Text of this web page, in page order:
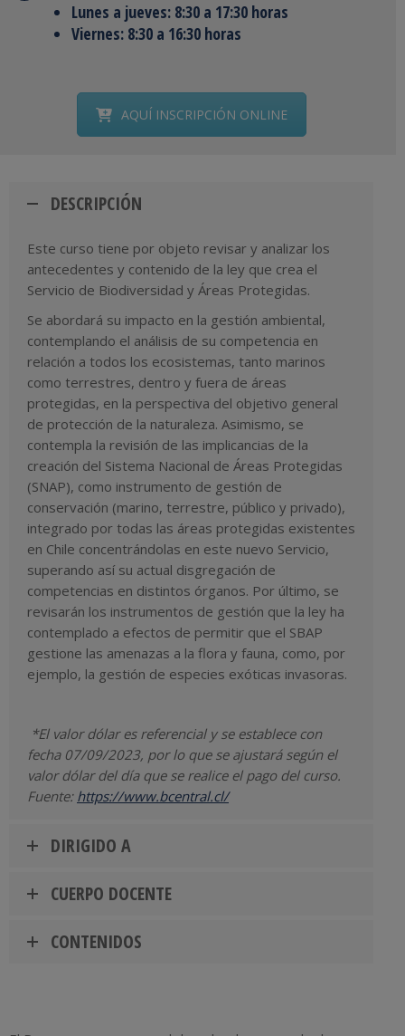
Lunes a jueves: 8:30 a 17:30 horas
Viernes: 8:30 a 16:30 horas
AQUÍ INSCRIPCIÓN ONLINE
DESCRIPCIÓN
Este curso tiene por objeto revisar y analizar los
antecedentes y contenido de la ley que crea el
Servicio de Biodiversidad y Áreas Protegidas.
Se abordará su impacto en la gestión ambiental,
contemplando el análisis de su competencia en
relación a todos los ecosistemas, tanto marinos
como terrestres, dentro y fuera de áreas
protegidas, en la perspectiva del objetivo general
de protección de la naturaleza. Asimismo, se
contempla la revisión de las implicancias de la
creación del Sistema Nacional de Áreas Protegidas
(SNAP), como instrumento de gestión de
conservación (marino, terrestre, público y privado),
integrado por todas las áreas protegidas existentes
en Chile concentrándolas en este nuevo Servicio,
superando así su actual disgregación de
competencias en distintos órganos. Por último, se
revisarán los instrumentos de gestión que la ley ha
contemplado a efectos de permitir que el SBAP
gestione las amenazas a la flora y fauna, como, por
ejemplo, la gestión de especies exóticas invasoras.
*El valor dólar es referencial y se establece con
fecha 07/09/2023, por lo que se ajustará según el
valor dólar del día que se realice el pago del curso.
Fuente: https://www.bcentral.cl/
DIRIGIDO A
CUERPO DOCENTE
CONTENIDOS